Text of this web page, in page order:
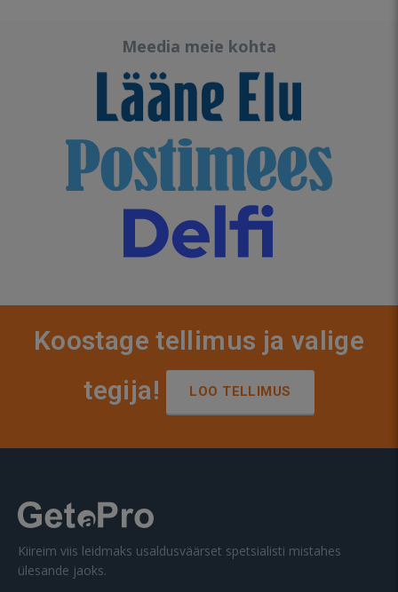
Meedia meie kohta
Koostage tellimus ja valige
tegija!
LOO TELLIMUS
Kiireim viis leidmaks usaldusväärset spetsialisti mistahes
ülesande jaoks.